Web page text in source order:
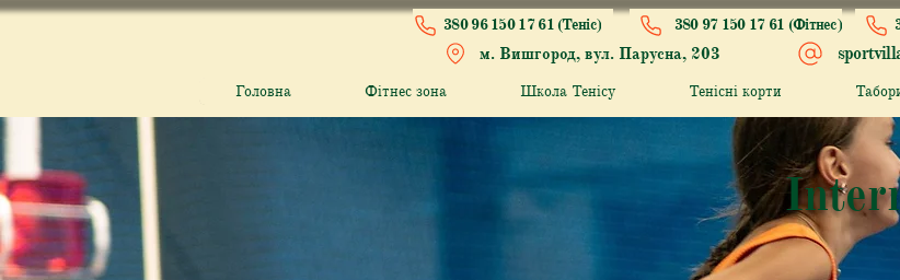
380 96 150 17 61 (Теніс) 380 97 150 17 61 (Фітнес)
м. Вишгород, вул. Парусна, 203
Головна Фітнес зона Школа Тенісу Тенісні корти